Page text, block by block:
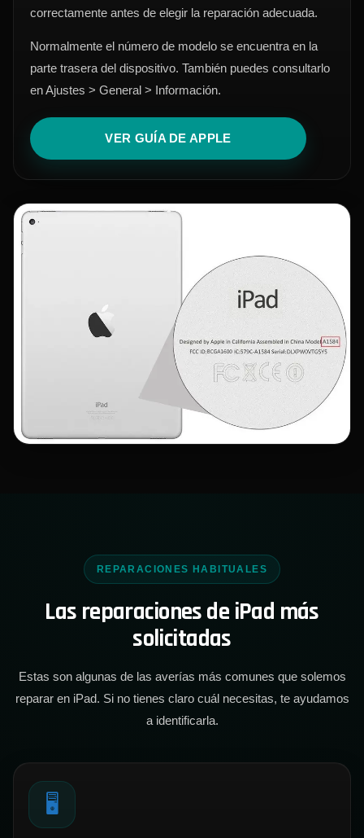
correctamente antes de elegir la reparación adecuada.
Normalmente el número de modelo se encuentra en la
parte trasera del dispositivo. También puedes consultarlo
en Ajustes > General > Información.
VER GUÍA DE APPLE
REPARACIONES HABITUALES
Las reparaciones de iPad más
solicitadas
Estas son algunas de las averías más comunes que solemos
reparar en iPad. Si no tienes claro cuál necesitas, te ayudamos
a identificarla.
🖥️